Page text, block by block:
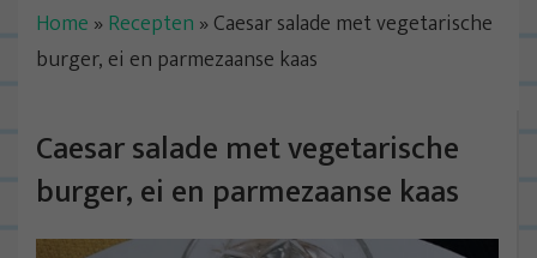
Home » Recepten » Caesar salade met vegetarische
burger, ei en parmezaanse kaas
Caesar salade met vegetarische
burger, ei en parmezaanse kaas